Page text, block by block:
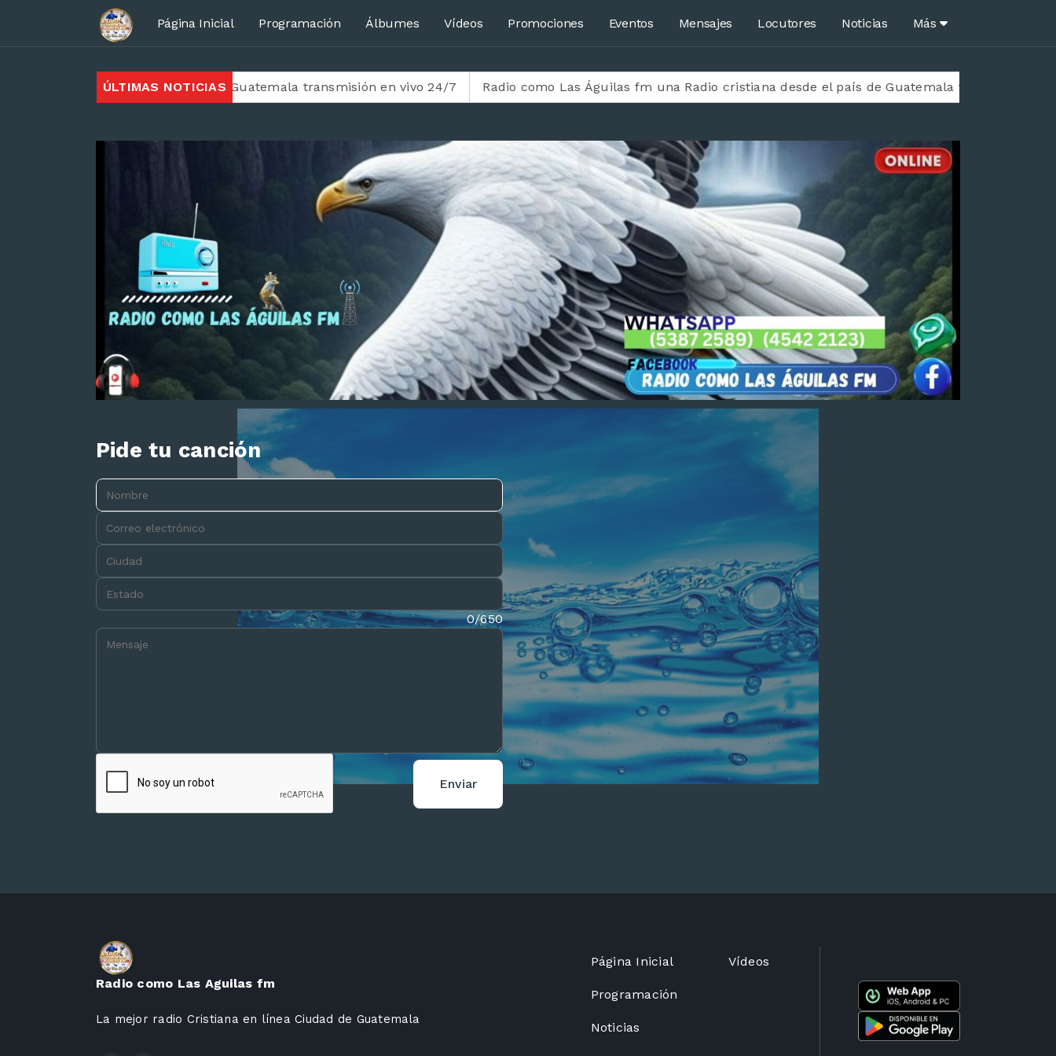
Página Inicial Programación Álbumes Vídeos Promociones Eventos Mensajes Locutores Noticias Más
ÚLTIMAS NOTICIAS
cristiana desde el país de Guatemala transmisión en vivo 24/7 Radio como Las Águilas fm una Radio cristiana desde el país de Guatemala transmisión en vivo 24/
Pide tu canción
Nombre:
Correo electrónico:
Ciudad:
Estado:
0/650
Enviar
Radio como Las Aguilas fm
La mejor radio Cristiana en línea Ciudad de Guatemala
Página Inicial
Programación
Noticias
Vídeos